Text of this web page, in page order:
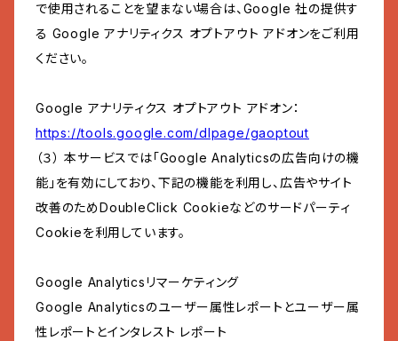
で使用されることを望まない場合は、Google 社の提供す
る Google アナリティクス オプトアウト アドオンをご利用
ください。
Google アナリティクス オプトアウト アドオン：
https://tools.google.com/dlpage/gaoptout
（３） 本サービスでは「Google Analyticsの広告向けの機
能」を有効にしており、下記の機能を利用し、広告やサイト
改善のためDoubleClick Cookieなどのサードパーティ
Cookieを利用しています。
Google Analyticsリマーケティング
Google Analyticsのユーザー属性レポートとユーザー属
性レポートとインタレスト レポート